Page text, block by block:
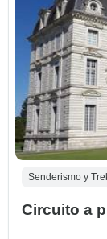
Senderismo y
Circuito a